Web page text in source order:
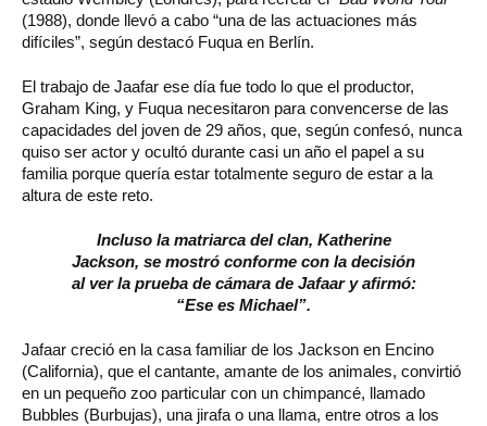
(1988), donde llevó a cabo “una de las actuaciones más
difíciles”, según destacó Fuqua en Berlín.
El trabajo de Jaafar ese día fue todo lo que el productor,
Graham King, y Fuqua necesitaron para convencerse de las
capacidades del joven de 29 años, que, según confesó, nunca
quiso ser actor y ocultó durante casi un año el papel a su
familia porque quería estar totalmente seguro de estar a la
altura de este reto.
Incluso la matriarca del clan, Katherine
Jackson, se mostró conforme con la decisión
al ver la prueba de cámara de Jafaar y afirmó:
“Ese es Michael”.
Jafaar creció en la casa familiar de los Jackson en Encino
(California), que el cantante, amante de los animales, convirtió
en un pequeño zoo particular con un chimpancé, llamado
Bubbles (Burbujas), una jirafa o una llama, entre otros a los